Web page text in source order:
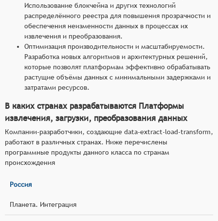
Использование блокчейна и других технологий
распределённого реестра для повышения прозрачности и
обеспечения неизменности данных в процессах их
извлечения и преобразования.
Оптимизация производительности и масштабируемости.
Разработка новых алгоритмов и архитектурных решений,
которые позволят платформам эффективно обрабатывать
растущие объёмы данных с минимальными задержками и
затратами ресурсов.
В каких странах разрабатываются Платформы
извлечения, загрузки, преобразования данных
Компании-разработчики, создающие data-extract-load-transform,
работают в различных странах. Ниже перечислены
программные продукты данного класса по странам
происхождения
Россия
Планета. Интеграция